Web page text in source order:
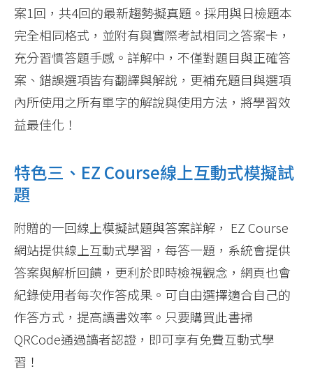
案1回，共4回的最新趨勢擬真題。採用與日檢題本
完全相同格式，並附有與實際考試相同之答案卡，
充分習慣答題手感。詳解中，不僅對題目與正確答
案、錯誤選項皆有翻譯與解說，更補充題目與選項
內所使用之所有單字的解說與使用方法，將學習效
益最佳化！
特色三、EZ Course線上互動式模擬試
題
附贈的一回線上模擬試題與答案詳解， EZ Course
網站提供線上互動式學習，每答一題，系統會提供
答案與解析回饋，更利於即時檢視觀念，網頁也會
紀錄使用者每次作答成果。可自由選擇適合自己的
作答方式，提高讀書效率。只要購買此書掃
QRCode通過讀者認證，即可享有免費互動式學
習！